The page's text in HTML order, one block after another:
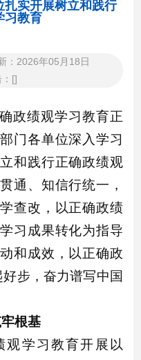
实开展树立和践行
习教育
：2026年05月18日
[]
政绩观学习教育正
门各单位深入学习
和践行正确政绩观
通、知信行统一，
查改，以正确政绩
习成果转化为指导
和成效，以正确政
好步，奋力谱写中国
根基
观学习教育开展以